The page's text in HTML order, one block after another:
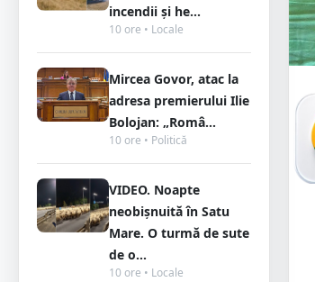
incendii și he...
10 ore • Locale
Mircea Govor, atac la
adresa premierului Ilie
Bolojan: „Româ...
10 ore • Politică
VIDEO. Noapte
neobișnuită în Satu
Mare. O turmă de sute
de o...
10 ore • Locale